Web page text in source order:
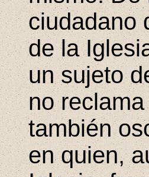
ciudadano
de la
un sujeto
no
también
en quien,